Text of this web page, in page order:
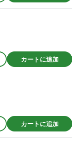
カートに追加
カートに追加